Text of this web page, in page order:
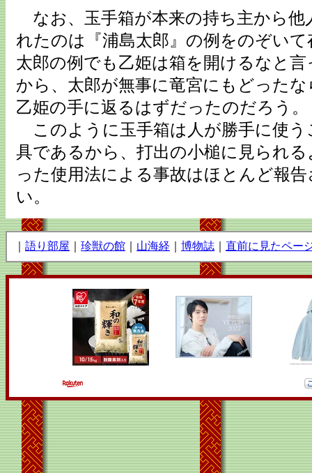
なお、玉手箱が本来の持ち主から他
れたのは『浦島太郎』の例をのぞい
太郎の例でも乙姫は箱を開けるなと
から、太郎が無事に竜宮にもどった
乙姫の手に返るはずだったのだろう。
このように玉手箱は人が勝手に使う
具であるから、打出の小槌に見られ
った使用法による事故はほとんど報
い。
語り部屋 珍獣の館 山海経 博物誌 直前に見たペー